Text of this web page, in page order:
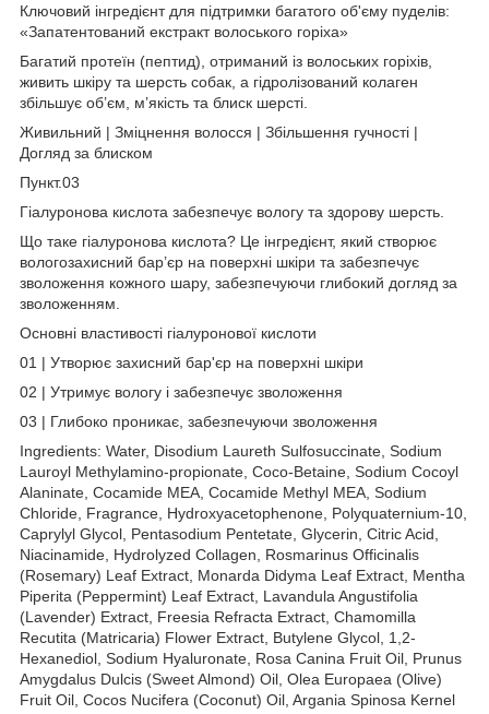
Ключовий інгредієнт для підтримки багатого об'єму пуделів:
«Запатентований екстракт волоського горіха»
Багатий протеїн (пептид), отриманий із волоських горіхів,
живить шкіру та шерсть собак, а гідролізований колаген
збільшує об’єм, м’якість та блиск шерсті.
Живильний | Зміцнення волосся | Збільшення гучності |
Догляд за блиском
Пункт.03
Гіалуронова кислота забезпечує вологу та здорову шерсть.
Що таке гіалуронова кислота? Це інгредієнт, який створює
вологозахисний бар’єр на поверхні шкіри та забезпечує
зволоження кожного шару, забезпечуючи глибокий догляд за
зволоженням.
Основні властивості гіалуронової кислоти
01 | Утворює захисний бар'єр на поверхні шкіри
02 | Утримує вологу і забезпечує зволоження
03 | Глибоко проникає, забезпечуючи зволоження
Ingredients: Water, Disodium Laureth Sulfosuccinate, Sodium
Lauroyl Methylamino-propionate, Coco-Betaine, Sodium Cocoyl
Alaninate, Cocamide MEA, Cocamide Methyl MEA, Sodium
Chloride, Fragrance, Hydroxyacetophenone, Polyquaternium-10,
Caprylyl Glycol, Pentasodium Pentetate, Glycerin, Citric Acid,
Niacinamide, Hydrolyzed Collagen, Rosmarinus Officinalis
(Rosemary) Leaf Extract, Monarda Didyma Leaf Extract, Mentha
Piperita (Peppermint) Leaf Extract, Lavandula Angustifolia
(Lavender) Extract, Freesia Refracta Extract, Chamomilla
Recutita (Matricaria) Flower Extract, Butylene Glycol, 1,2-
Hexanediol, Sodium Hyaluronate, Rosa Canina Fruit Oil, Prunus
Amygdalus Dulcis (Sweet Almond) Oil, Olea Europaea (Olive)
Fruit Oil, Cocos Nucifera (Coconut) Oil, Argania Spinosa Kernel